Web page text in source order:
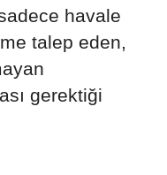
havale
talep eden,
gerektiği